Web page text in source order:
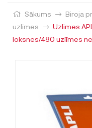
Sākums Biroja
uzlīmes
Uzlīmes
loksnes/480 uzlīmes